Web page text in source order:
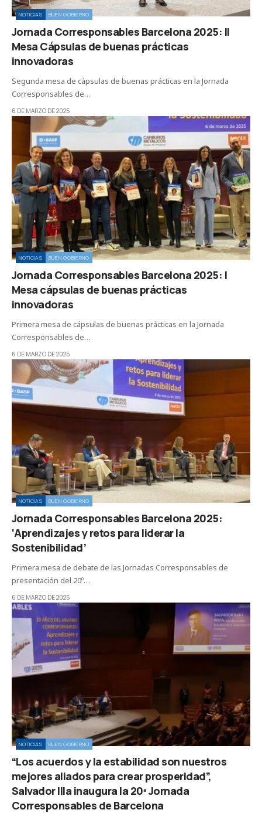
NOTICIAS BUEN GOBIERNO
Jornada Corresponsables Barcelona 2025: II
Mesa Cápsulas de buenas prácticas
innovadoras
Segunda mesa de cápsulas de buenas prácticas en la Jornada
Corresponsables de…
6 DE MARZO DE 2025
NOTICIAS BUEN GOBIERNO
Jornada Corresponsables Barcelona 2025: I
Mesa cápsulas de buenas prácticas
innovadoras
Primera mesa de cápsulas de buenas prácticas en la Jornada
Corresponsables de…
6 DE MARZO DE 2025
NOTICIAS BUEN GOBIERNO
Jornada Corresponsables Barcelona 2025:
‘Aprendizajes y retos para liderar la
Sostenibilidad’
Primera mesa de debate de las Jornadas Corresponsables de
presentación del 20º…
6 DE MARZO DE 2025
NOTICIAS BUEN GOBIERNO
“Los acuerdos y la estabilidad son nuestros
mejores aliados para crear prosperidad”,
Salvador Illa inaugura la 20ª Jornada
Corresponsables de Barcelona